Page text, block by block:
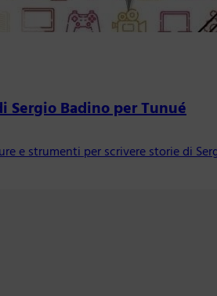
Sergio Badino per Tunué
e strumenti per scrivere storie di